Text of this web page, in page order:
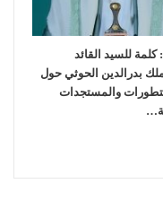
للسيد القائد
بدرالدين الحوثي حول
والمستجدات